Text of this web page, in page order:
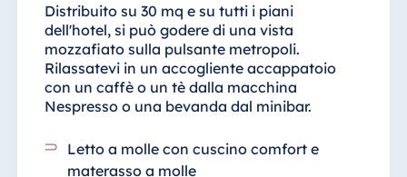
Distribuito su 30 mq e su tutti i piani
dell'hotel, si può godere di una vista
mozzafiato sulla pulsante metropoli.
Rilassatevi in un accogliente accappatoio
con un caffè o un tè dalla macchina
Nespresso o una bevanda dal minibar.
Letto a molle con cuscino comfort e
materasso a molle